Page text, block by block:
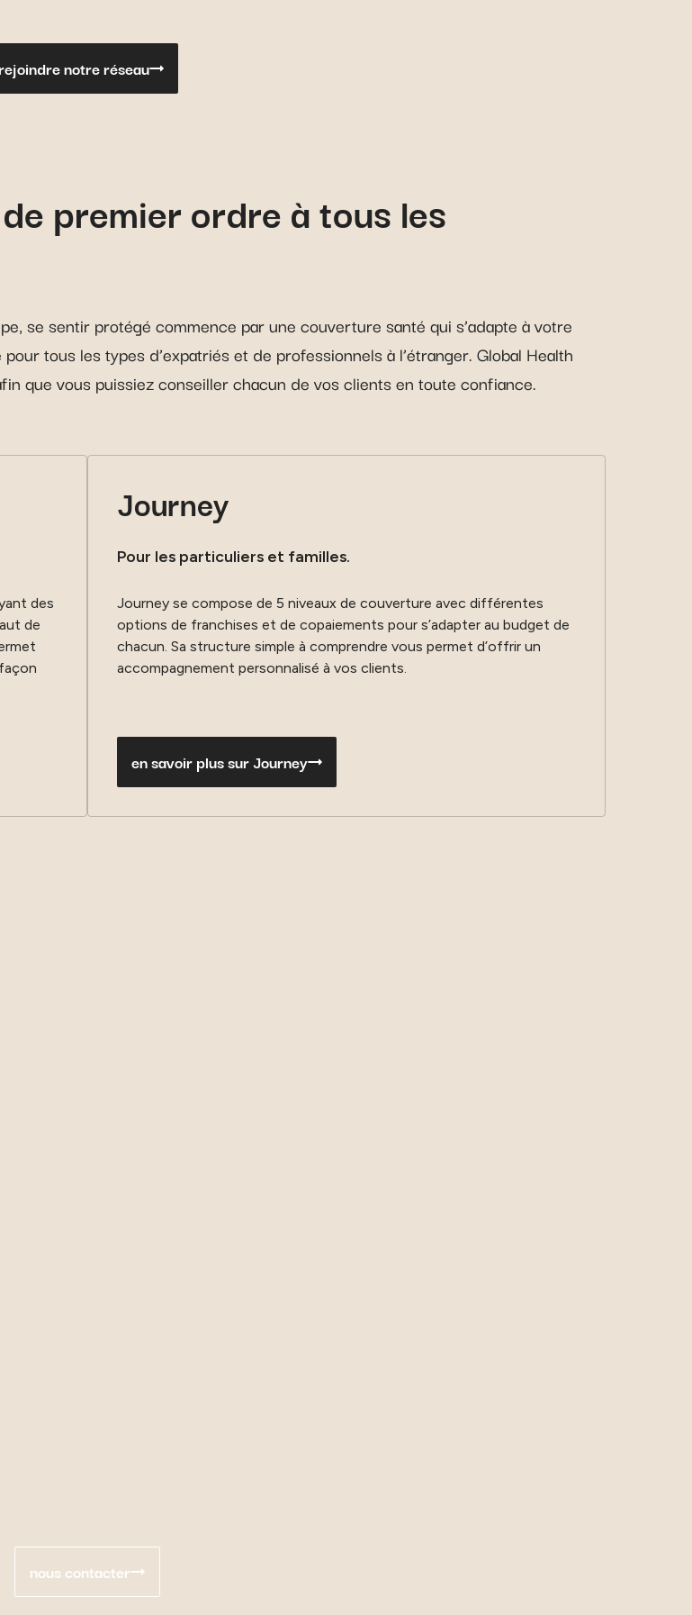
notre réseau
premier ordre à tous les
se sentir protégé commence par une couverture santé qui s’adapte à votre
tous les types d’expatriés et de professionnels à l’étranger. Global Health
que vous puissiez conseiller chacun de vos clients en toute confiance.
des
de
Journey
Pour les particuliers et familles.
Journey se compose de 5 niveaux de couverture avec différentes
options de franchises et de copaiements pour s’adapter au budget de
chacun. Sa structure simple à comprendre vous permet d’offrir un
accompagnement personnalisé à vos clients.
en savoir plus sur Journey
nous contacter